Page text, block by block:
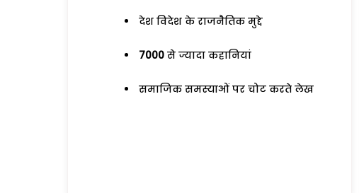
देश विदेश के राजनैतिक मुद्दे
7000 से ज्यादा कहानियां
समाजिक समस्याओं पर चोट करते लेख